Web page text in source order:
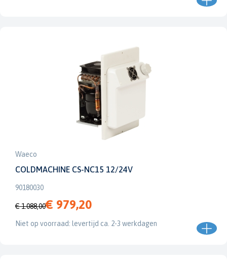
Waeco
COLDMACHINE CS-NC15 12/24V
90180030
€ 1.088,00€ 979,20
Niet op voorraad: levertijd ca. 2-3 werkdagen